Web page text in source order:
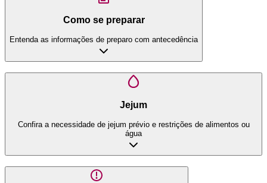
Como se preparar
Entenda as informações de preparo com antecedência
Jejum
Confira a necessidade de jejum prévio e restrições de alimentos ou
água